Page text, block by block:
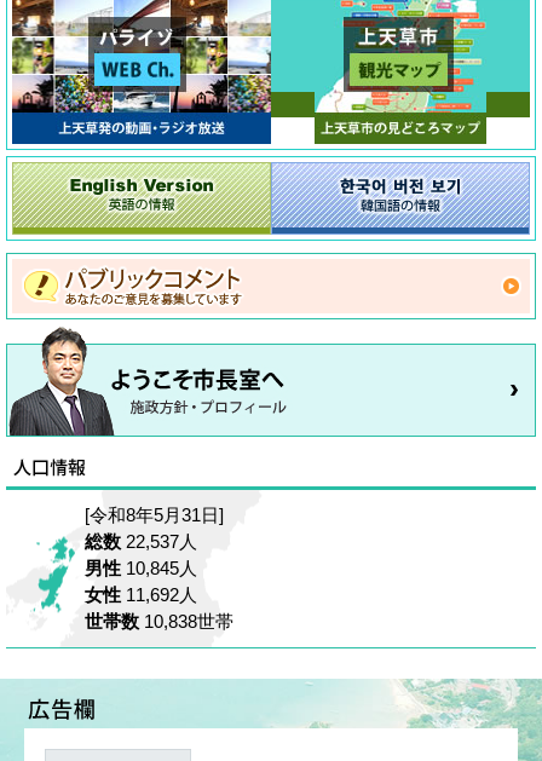
[令和8年5月31日]
総数 22,537人
男性 10,845人
女性 11,692人
世帯数 10,838世帯